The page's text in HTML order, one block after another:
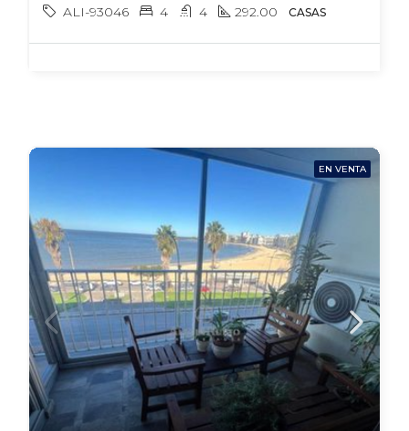
ALI-93046 4 4 292.00 CASAS
EN VENTA